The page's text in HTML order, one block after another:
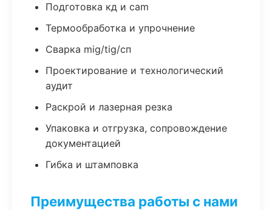
Подготовка кд и cam
Термообработка и упрочнение
Сварка mig/tig/сп
Проектирование и технологический
аудит
Раскрой и лазерная резка
Упаковка и отгрузка, сопровождение
документацией
Гибка и штамповка
Преимущества работы с нами